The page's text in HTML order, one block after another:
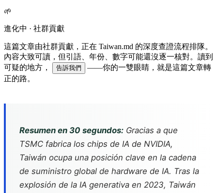
🌱
進化中 · 社群貢獻
這篇文章由社群貢獻，正在 Taiwan.md 的深度查證流程排隊。
內容大致可讀，但引語、年份、數字可能還沒逐一核對。讀到
可疑的地方，
告訴我們
——你的一雙眼睛，就是這篇文章轉
正的路。
Resumen en 30 segundos: Gracias a que
TSMC fabrica los chips de IA de NVIDIA,
Taiwán ocupa una posición clave en la cadena
de suministro global de hardware de IA. Tras la
explosión de la IA generativa en 2023, Taiwán